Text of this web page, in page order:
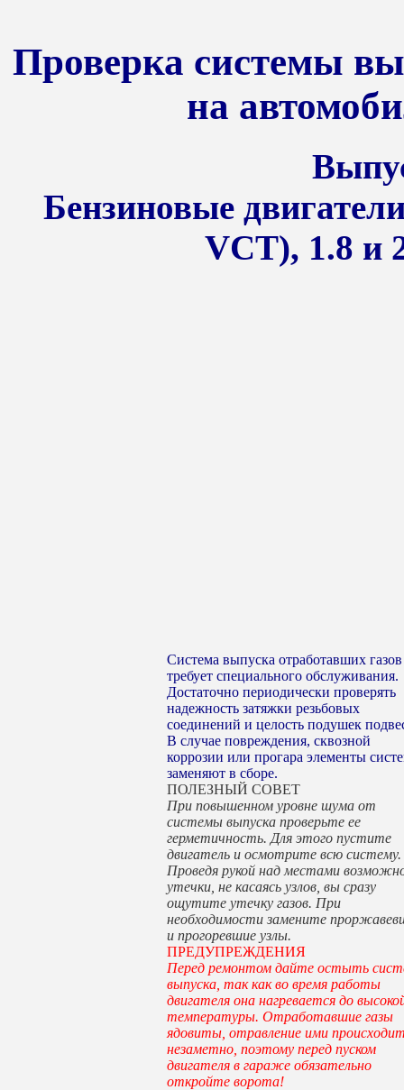
Проверка системы
на
Бензиновые
VCT), 1.8 и
Система выпуска отработавших
требует специального обслуживания.
Достаточно периодически проверять
надежность затяжки резьбовых
соединений и целость подушек
В случае повреждения, сквозной
коррозии или прогара элементы
заменяют в сборе.
ПОЛЕЗНЫЙ СОВЕТ
При повышенном уровне шума от
системы выпуска проверьте ее
герметичность. Для этого пустите
двигатель и осмотрите всю систему.
Проведя рукой над местами
утечки, не касаясь узлов, вы сразу
ощутите утечку газов. При
необходимости замените
и прогоревшие узлы.
ПРЕДУПРЕЖДЕНИЯ
Перед ремонтом дайте остыть
выпуска, так как во время работы
двигателя она нагревается до
температуры. Отработавшие газы
ядовиты, отравление ими
незаметно, поэтому перед пуском
двигателя в гараже обязательно
откройте ворота!